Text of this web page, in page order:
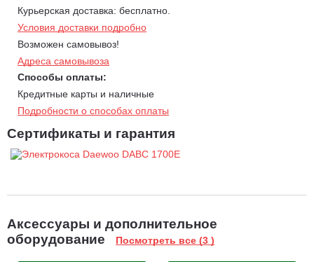
Курьерская доставка: бесплатно.
Условия доставки подробно
Возможен самовывоз!
Адреса самовывоза
Способы оплаты:
Кредитные карты и наличные
Подробности о способах оплаты
Сертификаты и гарантия
Аксессуары и дополнительное
оборудование
Посмотреть все (3 )